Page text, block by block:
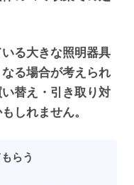
る大きな照明器具
る場合が考えられ
替え・引き取り対
しれません。
らう